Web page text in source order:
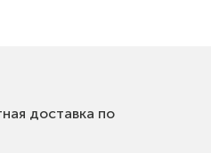
доставка по